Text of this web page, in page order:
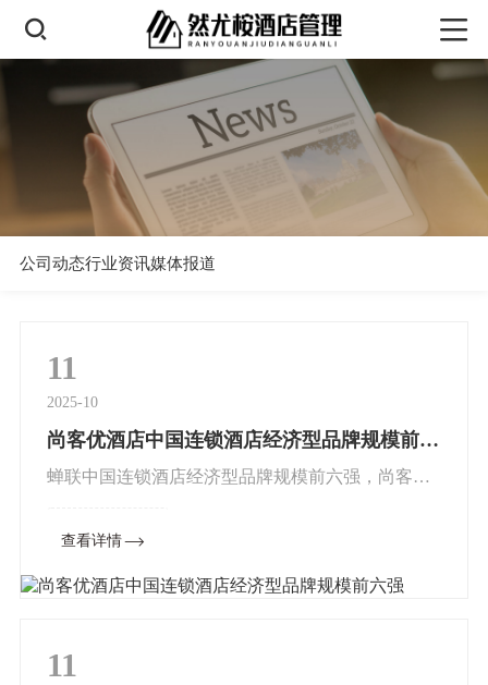
公司动态行业资讯媒体报道
11
2025-10
尚客优酒店中国连锁酒店经济型品牌规模前六强
蝉联中国连锁酒店经济型品牌规模前六强，尚客优
协会发布《2020中国酒店集团TOP50报告》，尚美
生活集团位列“20...
查看详情
11